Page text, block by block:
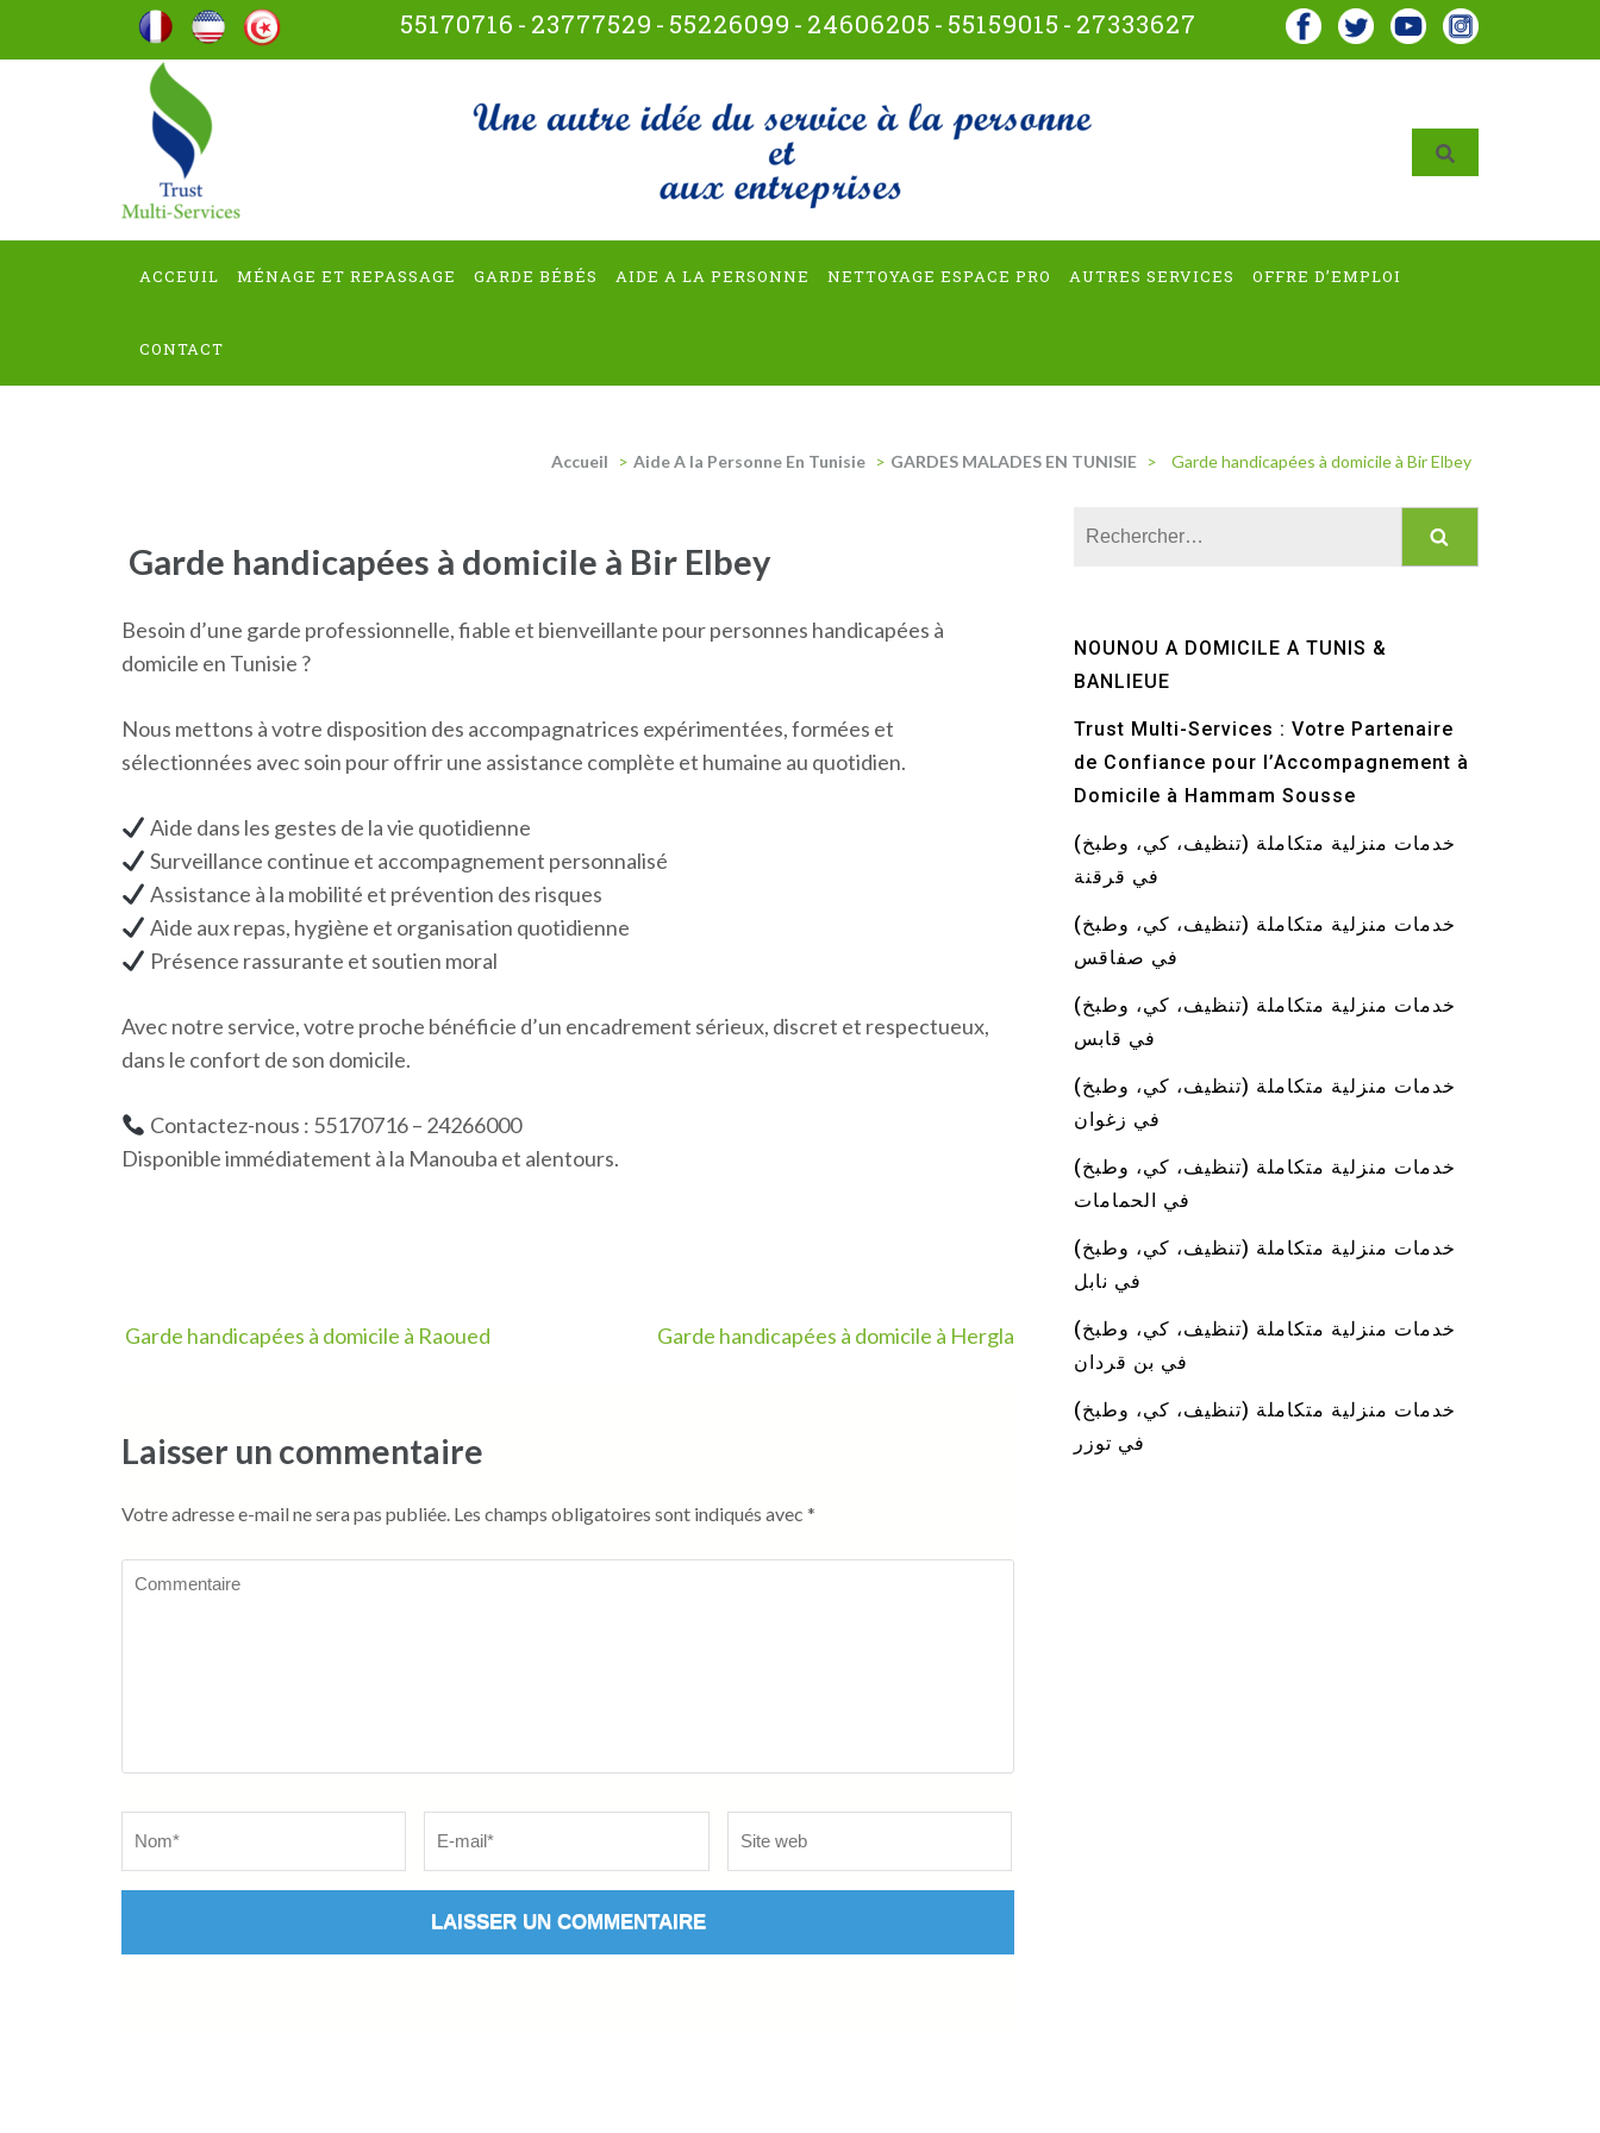
55170716 - 23777529 - 55226099 - 24606205 - 55159015 - 27333627
trust-multiservices
ACCEUIL MÉNAGE ET REPASSAGE GARDE BÉBÉS AIDE A LA PERSONNE NETTOYAGE ESPACE PRO AUTRES SERVICES OFFRE D’EMPLOI
CONTACT
Accueil > Aide A la Personne En Tunisie > GARDES MALADES EN TUNISIE > Garde handicapées à domicile à Bir Elbey
Garde handicapées à domicile à Bir Elbey
Besoin d’une garde professionnelle, fiable et bienveillante pour personnes handicapées à
domicile en Tunisie ?
Nous mettons à votre disposition des accompagnatrices expérimentées, formées et
sélectionnées avec soin pour offrir une assistance complète et humaine au quotidien.
Aide dans les gestes de la vie quotidienne
Surveillance continue et accompagnement personnalisé
Assistance à la mobilité et prévention des risques
Aide aux repas, hygiène et organisation quotidienne
Présence rassurante et soutien moral
Avec notre service, votre proche bénéficie d’un encadrement sérieux, discret et respectueux,
dans le confort de son domicile.
Contactez-nous : 55170716 – 24266000
Disponible immédiatement à la Manouba et alentours.
Navigation
Garde handicapées à domicile à Raoued Garde handicapées à domicile à Hergla
Laisser un commentaire
Votre adresse e-mail ne sera pas publiée. Les champs obligatoires sont indiqués avec *
Commentaire
Rechercher :
NOUNOU A DOMICILE A TUNIS &
BANLIEUE
Trust Multi-Services : Votre Partenaire
de Confiance pour l’Accompagnement à
Domicile à Hammam Sousse
خدمات منزلية متكاملة (تنظيف، كي، وطبخ)
في قرقنة
خدمات منزلية متكاملة (تنظيف، كي، وطبخ)
في صفاقس
خدمات منزلية متكاملة (تنظيف، كي، وطبخ)
في قابس
خدمات منزلية متكاملة (تنظيف، كي، وطبخ)
في زغوان
خدمات منزلية متكاملة (تنظيف، كي، وطبخ)
في الحمامات
خدمات منزلية متكاملة (تنظيف، كي، وطبخ)
في نابل
خدمات منزلية متكاملة (تنظيف، كي، وطبخ)
في بن قردان
خدمات منزلية متكاملة (تنظيف، كي، وطبخ)
في توزر